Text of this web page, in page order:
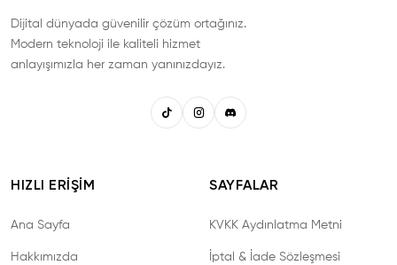
Dijital dünyada güvenilir çözüm ortağınız.
Modern teknoloji ile kaliteli hizmet
anlayışımızla her zaman yanınızdayız.
HIZLI ERIŞIM
Ana Sayfa
Hakkımızda
SAYFALAR
KVKK Aydınlatma Metni
İptal & İade Sözleşmesi